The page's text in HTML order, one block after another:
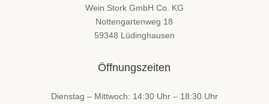
Wein Stork GmbH Co. KG
Nottengartenweg 18
59348 Lüdinghausen
Öffnungszeiten
Dienstag – Mittwoch: 14:30 Uhr – 18:30 Uhr